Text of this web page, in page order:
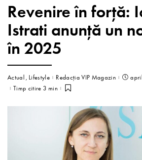
Revenire în forță:
Istrati anunță un
în 2025
Actual Lifestyle Redacția VIP Magazin
Timp citire 3 min